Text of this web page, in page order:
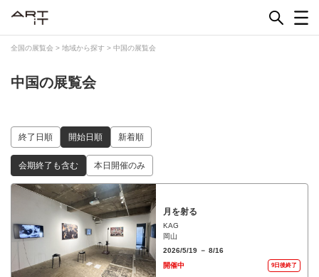
全国の展覧会 > 地域から探す > 中国の展覧会
中国の展覧会
終了日順 開始日順 新着順
会期終了も含む 本日開催のみ
月を射る
KAG
岡山
2026/5/19 － 8/16
開催中
9日後終了